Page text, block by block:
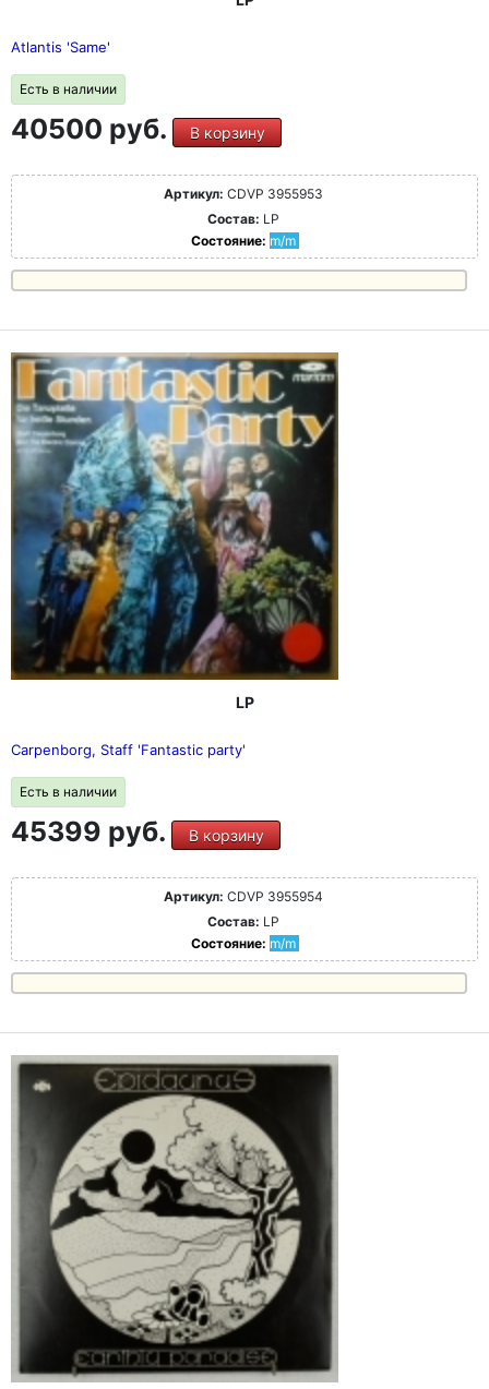
Atlantis 'Same'
Есть в наличии
40500 руб. В корзину
Артикул: CDVP 3955953
Состав: LP
Состояние: m/m
LP
Carpenborg, Staff 'Fantastic party'
Есть в наличии
45399 руб. В корзину
Артикул: CDVP 3955954
Состав: LP
Состояние: m/m